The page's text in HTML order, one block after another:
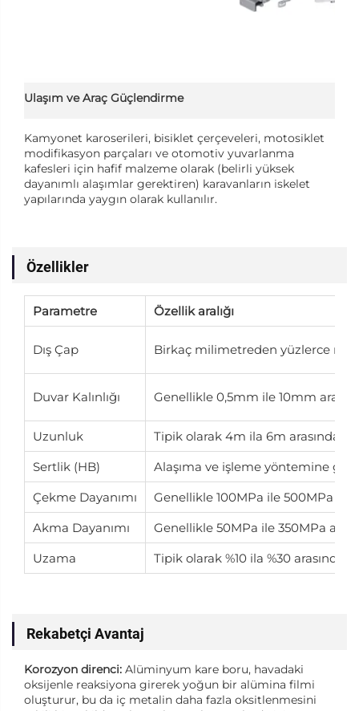
Ulaşım ve Araç Güçlendirme
Kamyonet karoserileri, bisiklet çerçeveleri, motosiklet
modifikasyon parçaları ve otomotiv yuvarlanma
kafesleri için hafif malzeme olarak (belirli yüksek
dayanımlı alaşımlar gerektiren) karavanların iskelet
yapılarında yaygın olarak kullanılır.
Özellikler
Parametre Özellik aralığı
Dış Çap Birkaç milimetreden yüzlerce
Duvar Kalınlığı Genellikle 0,5mm ile 10mm
Uzunluk
Tipik olarak 4m ila 6m arasındadır.
Sertlik (HB)
Alaşıma ve işleme yöntemine
Çekme Dayanımı
Genellikle 100MPa ile 500MPa
Akma Dayanımı
Genellikle 50MPa ile 350MPa
Uzama
Tipik olarak %10 ila %30
Rekabetçi Avantaj
Korozyon direnci: Alüminyum kare boru, havadaki
oksijenle reaksiyona girerek yoğun bir alümina filmi
oluşturur, bu da iç metalin daha fazla oksitlenmesini